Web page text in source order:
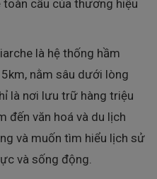
cầu của thương hiệu
là hệ thống hầm
nằm sâu dưới lòng
là nơi lưu trữ hàng triệu
đến văn hoá và du lịch
và muốn tìm hiểu lịch sử
và sống động.